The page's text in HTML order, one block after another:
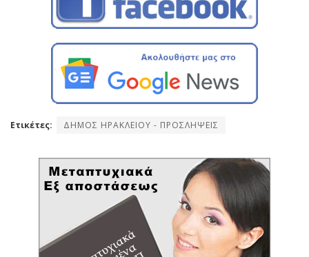
Ετικέτες: ΔΗΜΟΣ ΗΡΑΚΛΕΙΟΥ - ΠΡΟΣΛΗΨΕΙΣ